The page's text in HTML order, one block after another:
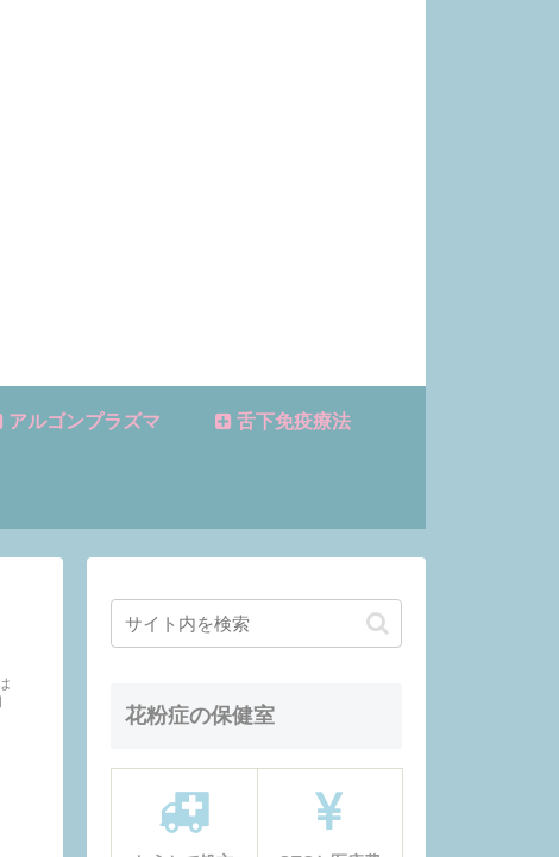
アルゴンプラズマ 舌下免疫療法
花粉症の保健室